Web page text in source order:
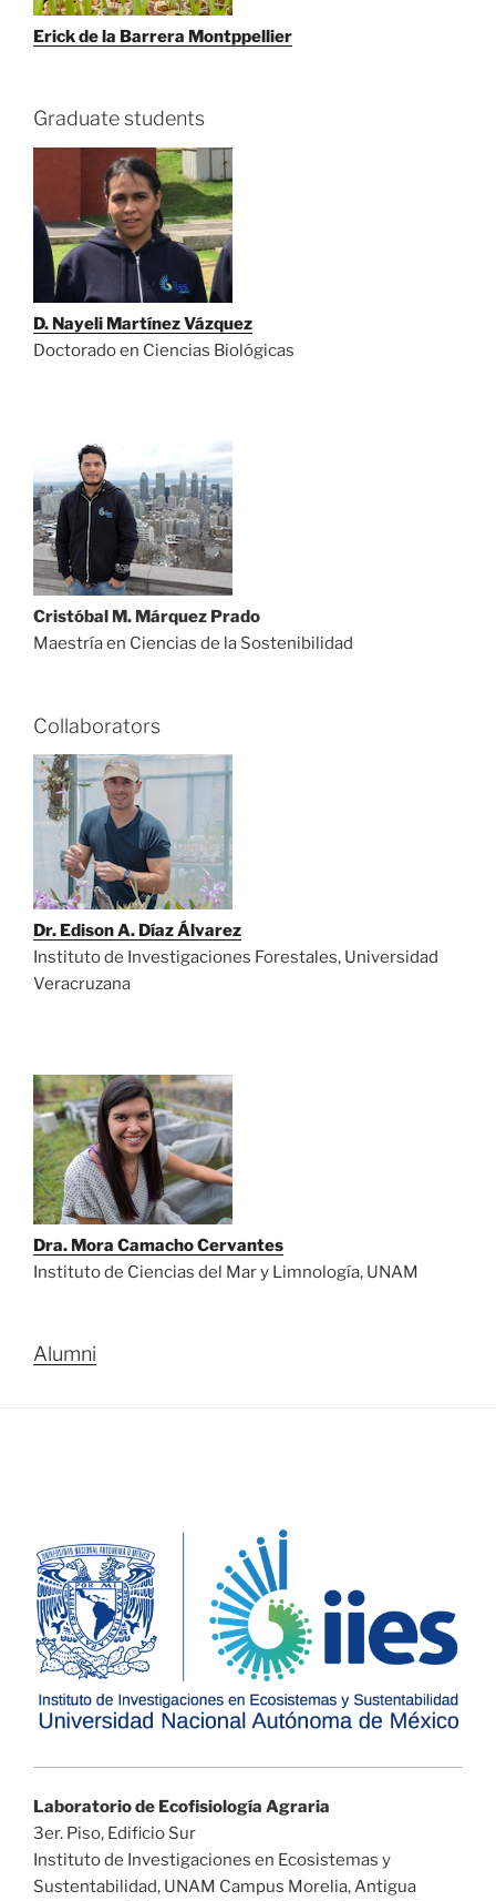
Erick de la Barrera Montppellier
Graduate students
D. Nayeli Martínez Vázquez
Doctorado en Ciencias Biológicas
Cristóbal M. Márquez Prado
Maestría en Ciencias de la Sostenibilidad
Collaborators
Dr. Edison A. Díaz Álvarez
Instituto de Investigaciones Forestales, Universidad
Veracruzana
Dra. Mora Camacho Cervantes
Instituto de Ciencias del Mar y Limnología, UNAM
Alumni
Laboratorio de Ecofisiología Agraria
3er. Piso, Edificio Sur
Instituto de Investigaciones en Ecosistemas y
Sustentabilidad, UNAM Campus Morelia, Antigua